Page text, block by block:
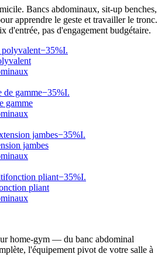
Bancs abdominaux, sit-up benches,
apprendre le geste et travailler le tronc.
d'entrée, pas d'engagement budgétaire.
−35%I.
−35%I.
gamme
−35%I.
jambes
−35%I.
pliant
home-gym — du banc abdominal
l'équipement pivot de votre salle à